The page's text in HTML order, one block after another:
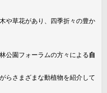
や草花があり、四季折々の豊か
公園フォーラムの方々による自
らさまざまな動植物を紹介して